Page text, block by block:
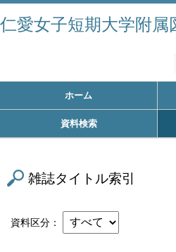
仁愛女子短期大学附属
ホーム
資料検索
雑誌タイトル索引
資料区分